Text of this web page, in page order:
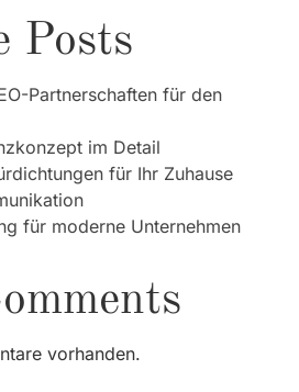
Posts
Partnerschaften für den
im Detail
für Ihr Zuhause
für moderne Unternehmen
vorhanden.